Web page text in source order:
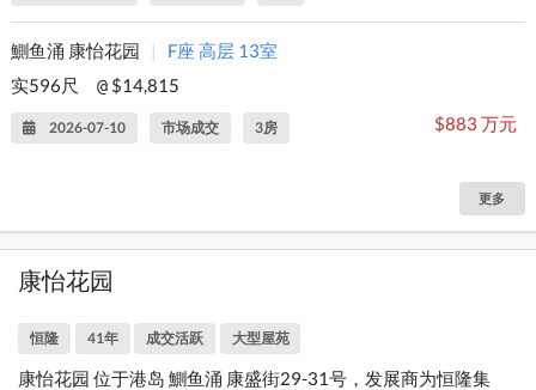
鰂鱼涌 康怡花园 |
F座 高层 13室
实596尺
@ $14,815
2026-07-10 市场成交 3房 $883 万元
更多
康怡花园
恒隆 41年 成交活跃 大型屋苑
康怡花园 位于港岛 鰂鱼涌 康盛街29-31号，发展商为恒隆集